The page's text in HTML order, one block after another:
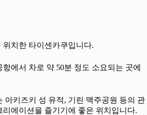
치한 타이센카쿠입니다.
에서 차로 약 50분 정도 소요되는 곳에
아키즈키 성 유적, 기린 맥주공원 등의 관
리에이션을 즐기기에 좋은 위치입니다.